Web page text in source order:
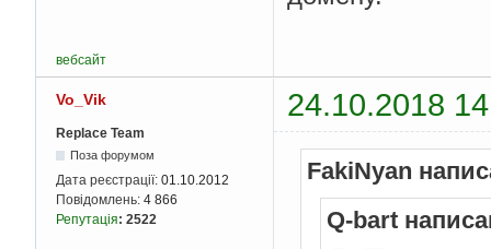
вебсайт
Vo_Vik 24.10.2018
Replace Team
Поза форумом
Дата реєстрації: 01.10.2012
Повідомлень: 4 866
Репутація: 2522
FakiNyan
Q-bart